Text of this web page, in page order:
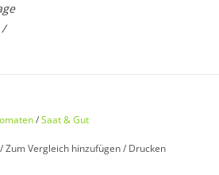
/
/Saat & Gut
/Zum Vergleich hinzufügen/ Drucken